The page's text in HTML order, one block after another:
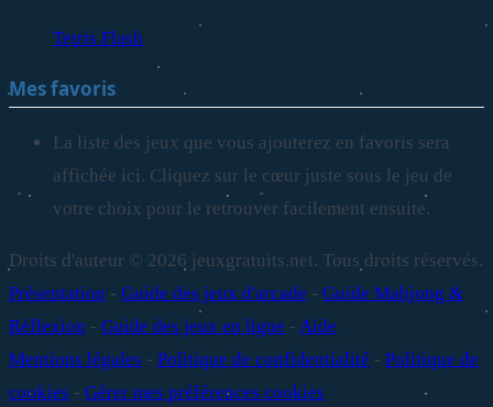
Tetris Flash
Mes favoris
La liste des jeux que vous ajouterez en favoris sera
affichée ici. Cliquez sur le cœur juste sous le jeu de
votre choix pour le retrouver facilement ensuite.
Droits d'auteur © 2026 jeuxgratuits.net. Tous droits réservés.
Présentation - Guide des jeux d'arcade - Guide Mahjong &
Réflexion - Guide des jeux en ligne - Aide
Mentions légales - Politique de confidentialité - Politique de
cookies - Gérer mes préférences cookies